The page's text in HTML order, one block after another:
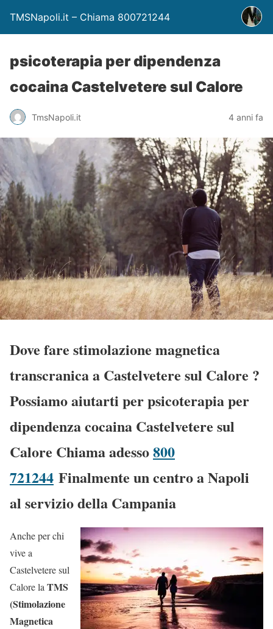
TMSNapoli.it – Chiama 800721244
psicoterapia per dipendenza
cocaina Castelvetere sul Calore
TmsNapoli.it 4 anni fa
Dove fare stimolazione magnetica
transcranica a Castelvetere sul Calore ?
Possiamo aiutarti per psicoterapia per
dipendenza cocaina Castelvetere sul
Calore Chiama adesso800
721244 Finalmente un centro a Napoli
al servizio della Campania
Anche per chi
vive a
Castelvetere sul
Calore laTMS
(Stimolazione
Magnetica